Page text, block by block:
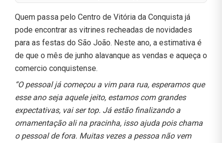
Quem passa pelo Centro de Vitória da Conquista já
pode encontrar as vitrines recheadas de novidades
para as festas do São João. Neste ano, a estimativa é
de que o mês de junho alavanque as vendas e aqueça o
comercio conquistense.
“O pessoal já começou a vim para rua, esperamos que
esse ano seja aquele jeito, estamos com grandes
expectativas, vai ser top. Já estão finalizando a
ornamentação ali na pracinha, isso ajuda pois chama
o pessoal de fora. Muitas vezes a pessoa não vem